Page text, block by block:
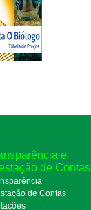
e
de Contas
de Contas